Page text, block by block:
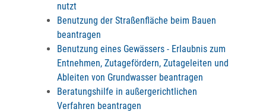
nutzt
Benutzung der Straßenfläche beim Bauen
beantragen
Benutzung eines Gewässers - Erlaubnis zum
Entnehmen, Zutagefördern, Zutageleiten und
Ableiten von Grundwasser beantragen
Beratungshilfe in außergerichtlichen
Verfahren beantragen